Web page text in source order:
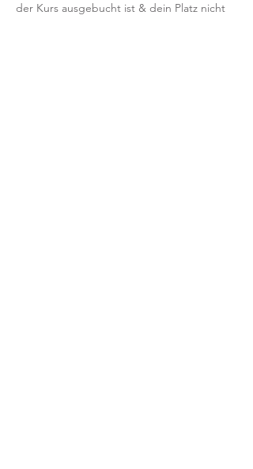
der Kurs ausgebucht ist & dein Platz nicht